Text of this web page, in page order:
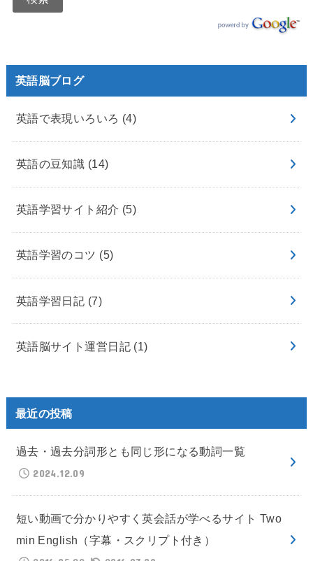
英語脳ブログ
英語で表現いろいろ (4)
英語の豆知識 (14)
英語学習サイト紹介 (5)
英語学習のコツ (5)
英語学習日記 (7)
英語脳サイト運営日記 (1)
最近の投稿
過去・過去分詞形とも同じ形になる動詞一覧
2024.12.09
短い動画で分かりやすく英会話が学べるサイト Two
min English（字幕・スクリプト付き）